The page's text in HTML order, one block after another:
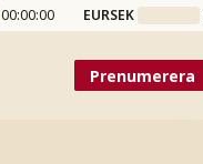
00:00:00 EURSEK
Prenumerera